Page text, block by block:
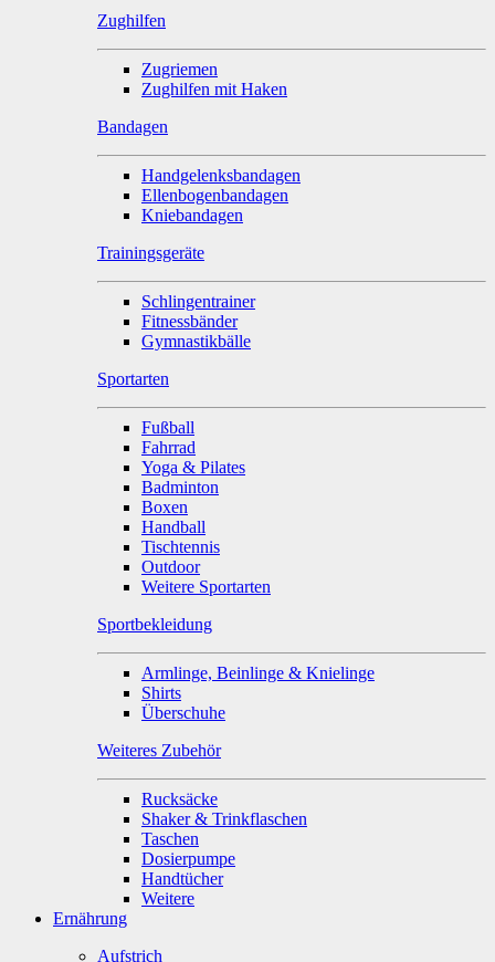
Zughilfen
Zugriemen
Zughilfen mit Haken
Bandagen
Handgelenksbandagen
Ellenbogenbandagen
Kniebandagen
Trainingsgeräte
Schlingentrainer
Fitnessbänder
Gymnastikbälle
Sportarten
Fußball
Fahrrad
Yoga & Pilates
Badminton
Boxen
Handball
Tischtennis
Outdoor
Weitere Sportarten
Sportbekleidung
Armlinge, Beinlinge & Knielinge
Shirts
Überschuhe
Weiteres Zubehör
Rucksäcke
Shaker & Trinkflaschen
Taschen
Dosierpumpe
Handtücher
Weitere
Ernährung
Aufstrich